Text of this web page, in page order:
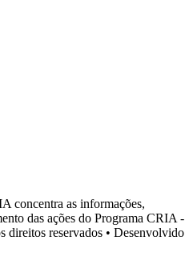
concentra as informações,
das ações do Programa CRIA -
direitos reservados • Desenvolvido